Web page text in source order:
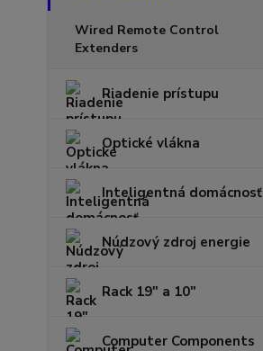
Wired Remote Control
Extenders
Riadenie prístupu
Optické vlákna
Inteligentná domácnosť
Núdzový zdroj energie
Rack 19" a 10"
Computer Components